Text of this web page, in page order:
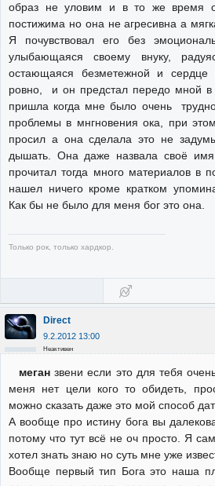
образ не уловим и в то же время
постижима но она не агресивна а
Я почувствовал его без
улыбающаяся своему внуку,
остающаяся безметежной и сердце
ровно, и он предстал передо мной в
пришла когда мне было очень
проблемы в мнгновения ока, при
просил а она сделала это не
дышать. Она даже назвала своё
прочитал тогда много материалов в
нашел ничего кроме кратком
Как бы не было для меня бог это она.
Только рок, только хардкор.
Direct
9.2.2012 13:00
Неактивен
меганзвени если это для тебя
меня нет цели кого то обидеть,
можно сказать даже это мой способ
А вообще про истину бога вы
потому что тут всё не оч просто. Я
хотел знать знаю но суть мне уже
Вообще первый тип Бога это наша